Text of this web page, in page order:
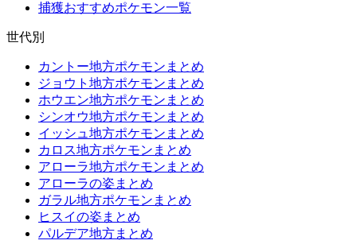
捕獲おすすめポケモン一覧
世代別
カントー地方ポケモンまとめ
ジョウト地方ポケモンまとめ
ホウエン地方ポケモンまとめ
シンオウ地方ポケモンまとめ
イッシュ地方ポケモンまとめ
カロス地方ポケモンまとめ
アローラ地方ポケモンまとめ
アローラの姿まとめ
ガラル地方ポケモンまとめ
ヒスイの姿まとめ
パルデア地方まとめ